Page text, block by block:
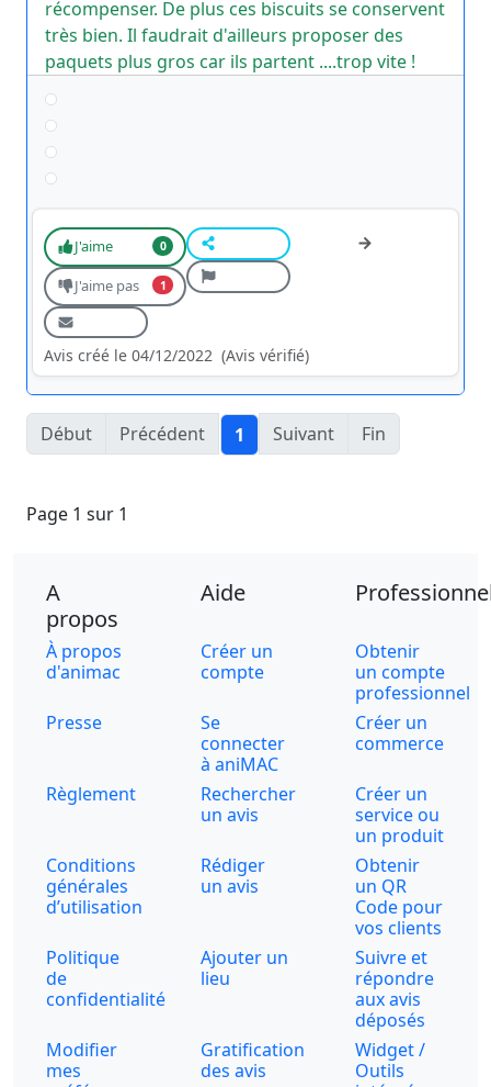
récompenser. De plus ces biscuits se conservent
très bien. Il faudrait d'ailleurs proposer des
paquets plus gros car ils partent ....trop vite !
J'aime 0
J'aime pas 1
Avis créé le 04/12/2022 (Avis vérifié)
Début Précédent 1 Suivant Fin
Page 1 sur 1
A
propos
Aide
À propos
d'animac
Créer un
compte
Obtenir
un compte
professionnel
Presse
Se
connecter
à aniMAC
Créer un
commerce
Règlement
Rechercher
un avis
Créer un
service ou
un produit
Conditions
générales
d’utilisation
Rédiger
un avis
Obtenir
un QR
Code pour
vos clients
Politique
de
confidentialité
Ajouter un
lieu
Suivre et
répondre
aux avis
déposés
Modifier
mes
Gratification
des avis
Widget /
Outils